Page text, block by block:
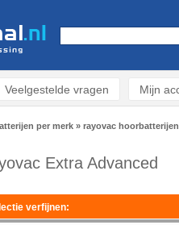
Veelgestelde vragen Mijn
per merk » rayovac hoorbatterijen
Extra Advanced
verfijnen: